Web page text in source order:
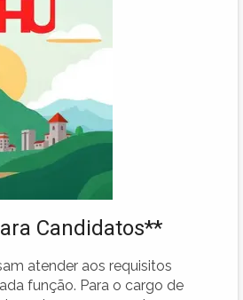
Candidatos**
atender aos requisitos
função. Para o cargo de